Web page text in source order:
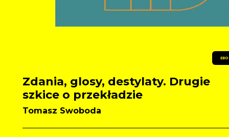
Zdania, glosy, destylaty. Drugie
szkice o przekładzie
Tomasz Swoboda